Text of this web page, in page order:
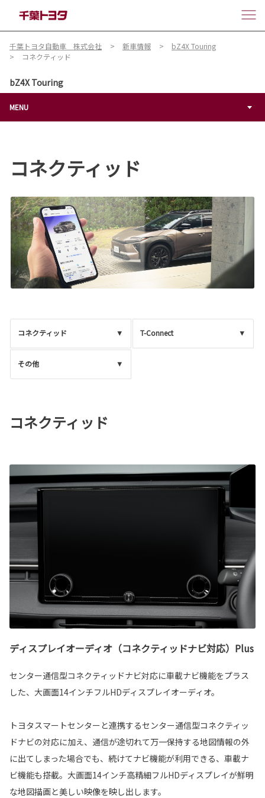
千葉トヨタ自動車 株式会社 新車情報
bZ4X Touring
コネクティッド
bZ4X Touring
MENU
コネクティッド
コネクティッド T-Connect
その他
コネクティッド
ディスプレイオーディオ（コネクティッドナビ対応）Plus
センター通信型コネクティッドナビ対応に車載ナビ機能をプラス
した、大画面14インチフルHDディスプレイオーディオ。
トヨタスマートセンターと連携するセンター通信型コネクティッ
ドナビの対応に加え、通信が途切れて万一保持する地図情報の外
に出てしまった場合でも、続けてナビ機能が利用できる、車載ナ
ビ機能も搭載。大画面14インチ高精細フルHDディスプレイが鮮明
な地図描画と美しい映像を映し出します。